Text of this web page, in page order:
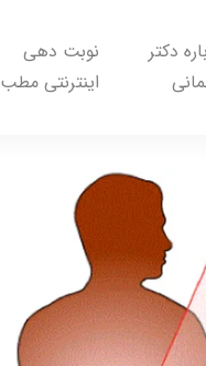
دکتر
نوبت دهی
اینترنتی مطب